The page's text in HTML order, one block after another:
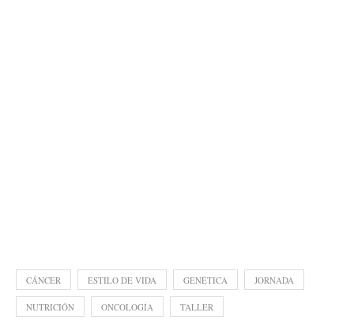
CÁNCER ESTILO DE VIDA GENÉTICA JORNADA
NUTRICIÓN ONCOLOGÍA TALLER